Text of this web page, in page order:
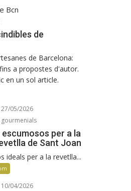
i
Magnum 2018
de
de Barcelona:
a propostes d'autor.
en un sol article.
27/05/2026
gourmenials
escumosos per a la
de Sant Joan
ideals per a la revetlla...
10/04/2026